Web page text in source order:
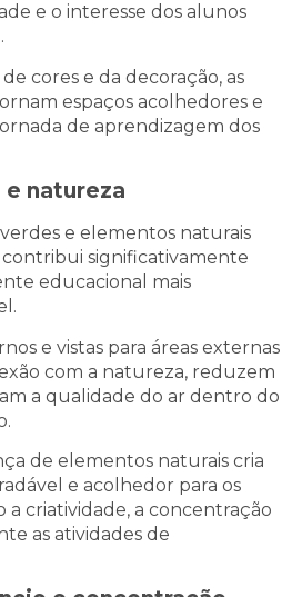
e o interesse dos alunos
cores e da decoração, as
espaços acolhedores e
de aprendizagem dos
e natureza
e elementos naturais
contribui significativamente
educacional mais
e vistas para áreas externas
com a natureza, reduzem
a qualidade do ar dentro do
de elementos naturais cria
e acolhedor para os
a criatividade, a concentração
as atividades de